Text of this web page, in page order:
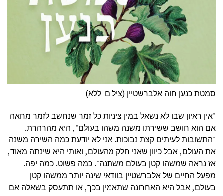
סמטת כנען חוה אלברשטיין (צילום: ללא)
"אין ראיון שבו לא נשאל במין ציניות כל זמר שנחשב לזמר מחאה
אם הוא חושב ששירתו משנה משהו בעולם", היא מהרהרת.
"התשובות לעיתים קצת נבוכות. אני לא יודעת כמה השירה משנה
את העולם, אבל כיוון שאני חלק מהעולם, ואותי היא שינתה מאוד,
אז נראה שמשהו קטן בעולם משתנה". כמה פשוט. כמה יפה.
מפעל החיים של אלברשטיין בוודאי שינה יותר ממשהו קטן
בעולם, אבל היא האחרונה שתאמין בכך, או תתעסק בשאלה אם